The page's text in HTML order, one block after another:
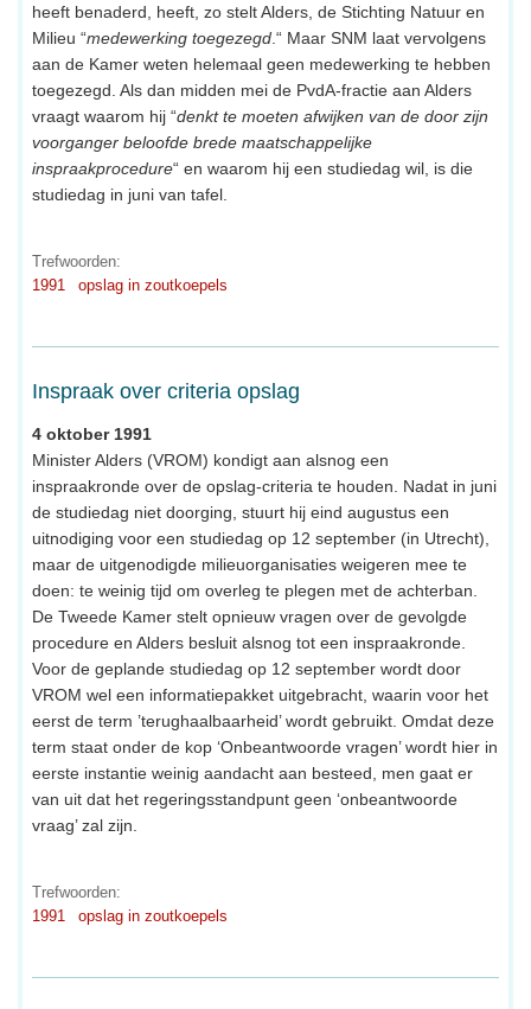
heeft benaderd, heeft, zo stelt Alders, de Stichting Natuur en
Milieu “medewerking toegezegd .“ Maar SNM laat vervolgens
aan de Kamer weten helemaal geen medewerking te hebben
toegezegd. Als dan midden mei de PvdA-fractie aan Alders
vraagt waarom hij “denkt te moeten afwijken van de door zijn
voorganger beloofde brede maatschappelijke
inspraakprocedure“ en waarom hij een studiedag wil, is die
studiedag in juni van tafel.
Trefwoorden:
1991
opslag in zoutkoepels
Inspraak over criteria opslag
4 oktober 1991
Minister Alders (VROM) kondigt aan alsnog een
inspraakronde over de opslag-criteria te houden. Nadat in juni
de studiedag niet doorging, stuurt hij eind augustus een
uitnodiging voor een studiedag op 12 september (in Utrecht),
maar de uitgenodigde milieuorganisaties weigeren mee te
doen: te weinig tijd om overleg te plegen met de achterban.
De Tweede Kamer stelt opnieuw vragen over de gevolgde
procedure en Alders besluit alsnog tot een inspraakronde.
Voor de geplande studiedag op 12 september wordt door
VROM wel een informatiepakket uitgebracht, waarin voor het
eerst de term ’terughaalbaarheid’ wordt gebruikt. Omdat deze
term staat onder de kop ‘Onbeantwoorde vragen’ wordt hier in
eerste instantie weinig aandacht aan besteed, men gaat er
van uit dat het regeringsstandpunt geen ‘onbeantwoorde
vraag’ zal zijn.
Trefwoorden:
1991
opslag in zoutkoepels